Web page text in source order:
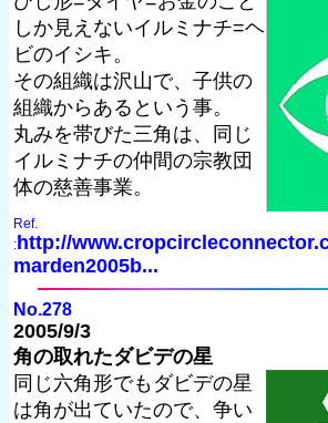
しか見えないイルミナチ=ヘ
ビのイシキ。
その組織は沢山で、子供の
組織からあるという事。
丸みを帯びた三角は、同じ
イルミナチの仲間の宗教団
体の慈善事業。
Ref.
: http://
marden2005b...
No.278
2005/9/3
角の取れたダビデの星
同じ六角形でもダビデの星
は角が出ていたので、争い